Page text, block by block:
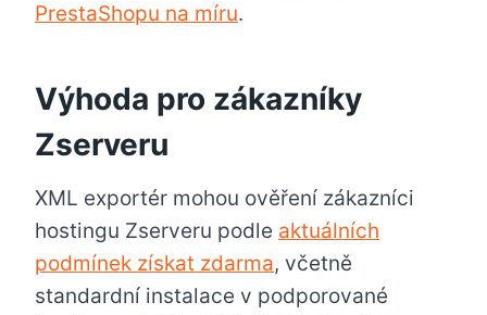
PrestaShopu na míru.
Výhoda pro zákazníky
Zserveru
XML exportér mohou ověření zákazníci
hostingu Zserveru podle aktuálních
podmínek získat zdarma, včetně
standardní instalace v podporované